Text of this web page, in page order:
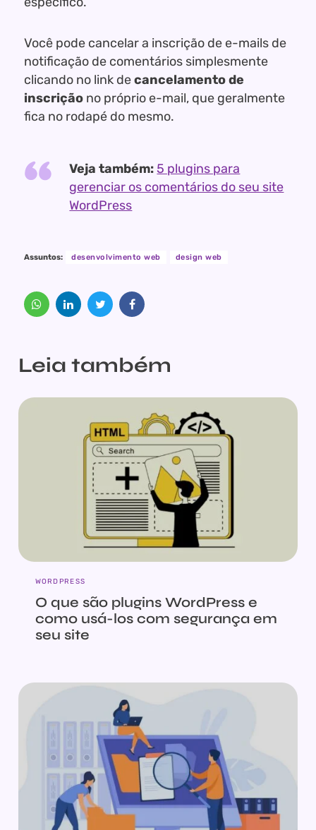
Você pode cancelar a inscrição de e-mails de
notificação de comentários simplesmente
clicando no link decancelamento de
inscrição no próprio e-mail, que geralmente
fica no rodapé do mesmo.
Veja também: 5 plugins para
gerenciar os comentários do seu site
WordPress
Assuntos: desenvolvimento web design web
Leia também
WORDPRESS
O que são plugins WordPress e
como usá-los com segurança em
seu site